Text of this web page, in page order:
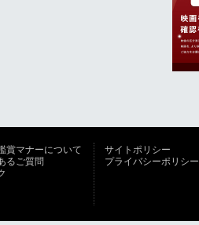
賞マナーについて
るご質問
サイトポリシー
プライバシーポリシー